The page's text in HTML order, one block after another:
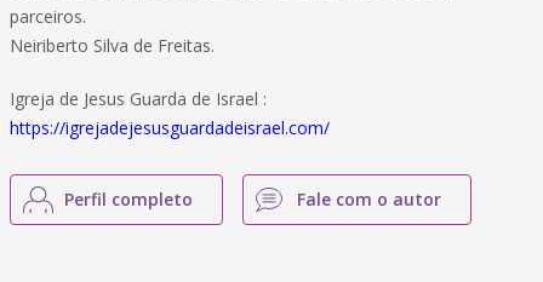
parceiros.
Neiriberto Silva de Freitas.
Igreja de Jesus Guarda de Israel :
https://igrejadejesusguardadeisrael.com/
Perfil completo Fale com o autor